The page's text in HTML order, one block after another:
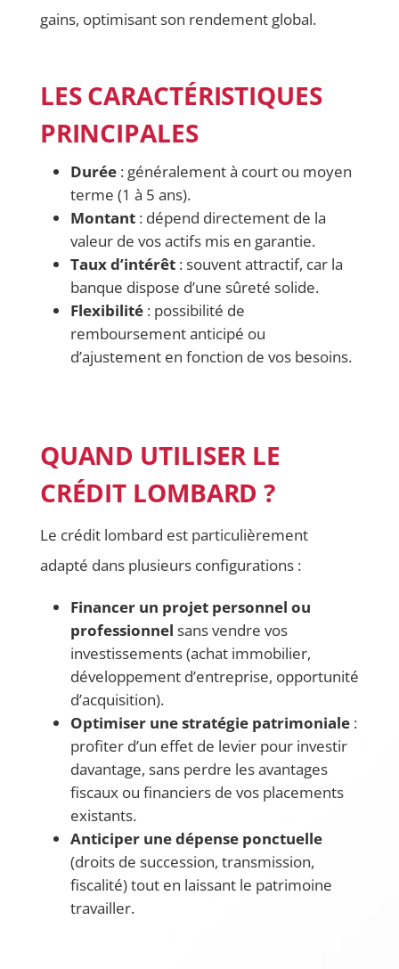
gains, optimisant son rendement global.
LES CARACTÉRISTIQUES
PRINCIPALES
Durée: généralement à court ou moyen
terme (1 à 5 ans).
Montant: dépend directement de la
valeur de vos actifs mis en garantie.
Taux d’intérêt: souvent attractif, car la
banque dispose d’une sûreté solide.
Flexibilité: possibilité de
remboursement anticipé ou
d’ajustement en fonction de vos besoins.
QUAND UTILISER LE
CRÉDIT LOMBARD ?
Le crédit lombard est particulièrement
adapté dans plusieurs configurations :
Financer un projet personnel ou
professionnel sans vendre vos
investissements (achat immobilier,
développement d’entreprise, opportunité
d’acquisition).
Optimiser une stratégie patrimoniale:
profiter d’un effet de levier pour investir
davantage, sans perdre les avantages
fiscaux ou financiers de vos placements
existants.
Anticiper une dépense ponctuelle
(droits de succession, transmission,
fiscalité) tout en laissant le patrimoine
travailler.